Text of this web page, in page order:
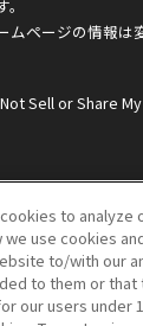
ページの情報は
Sell or Share
to
use cookies
to/with our
to them or
our users under